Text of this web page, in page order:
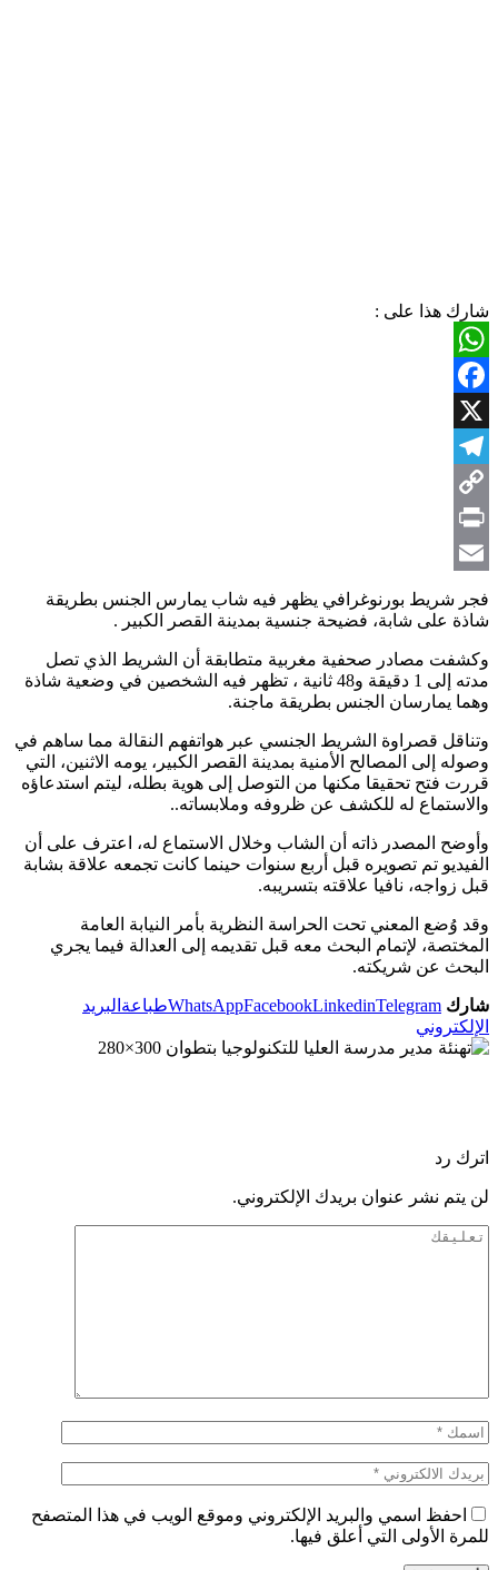
شارك هذا على :
WhatsApp
Facebook
X
Telegram
Copy
Link
Print
فجر شريط بورنوغرافي يظهر فيه شاب يمارس الجنس بطريقة
شاذة على شابة، فضيحة جنسية بمدينة القصر الكبير .
وكشفت مصادر صحفية مغربية متطابقة أن الشريط الذي تصل
مدته إلى 1 دقيقة و48 ثانية ، تظهر فيه الشخصين في وضعية شاذة
وهما يمارسان الجنس بطريقة ماجنة.
وتناقل قصراوة الشريط الجنسي عبر هواتفهم النقالة مما ساهم في
وصوله إلى المصالح الأمنية بمدينة القصر الكبير، يومه الاثنين، التي
قررت فتح تحقيقا مكنها من التوصل إلى هوية بطله، ليتم استدعاؤه
والاستماع له للكشف عن ظروفه وملابساته..
وأوضح المصدر ذاته أن الشاب وخلال الاستماع له، اعترف على أن
الفيديو تم تصويره قبل أربع سنوات حينما كانت تجمعه علاقة بشابة
قبل زواجه، نافيا علاقته بتسريبه.
وقد وُضع المعني تحت الحراسة النظرية بأمر النيابة العامة
المختصة، لإتمام البحث معه قبل تقديمه إلى العدالة فيما يجري
البحث عن شريكته.
شارك WhatsAppFacebookLinkedinTelegram طباعة البريد
الإلكتروني
اترك رد
لن يتم نشر عنوان بريدك الإلكتروني.
احفظ اسمي والبريد الإلكتروني وموقع الويب في هذا المتصفح
للمرة الأولى التي أعلق فيها.